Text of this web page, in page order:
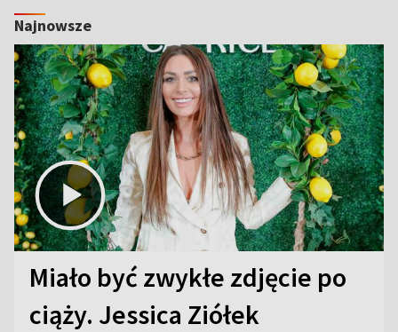
Najnowsze
Miało być zwykłe zdjęcie po
ciąży. Jessica Ziółek